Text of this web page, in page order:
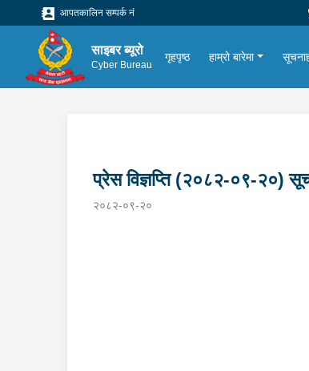
आपतकालिन सम्पर्क नं
साइबर ब्यूरो
Cyber Bureau
गृहपृष्ठ हाम्रो बारेमा
प्रेस विज्ञप्ति (२०८२-०९-२०)
२०८२-०९-२०